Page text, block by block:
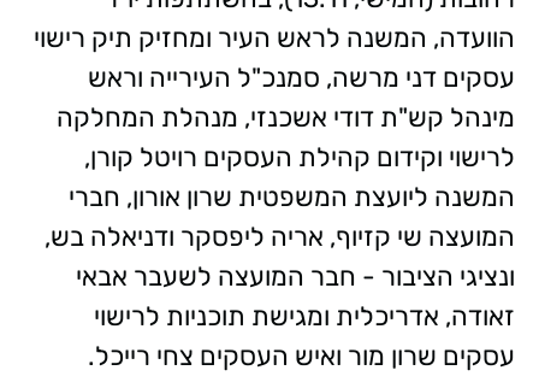
הוועדה, המשנה לראש העיר ומחזיק תיק רישוי
עסקים דני מרשה, סמנכ"ל העירייה וראש
מינהל קש"ת דודי אשכנזי, מנהלת המחלקה
לרישוי וקידום קהילת העסקים רויטל קורן,
המשנה ליועצת המשפטית שרון אורון, חברי
המועצה שי קזיוף, אריה ליפסקר ודניאלה בש,
ונציגי הציבור - חבר המועצה לשעבר אבאי
זאודה, אדריכלית ומגישת תוכניות לרישוי
עסקים שרון מור ואיש העסקים צחי רייכל.